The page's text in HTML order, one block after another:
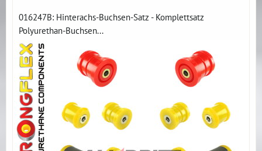
016247B: Hinterachs-Buchsen-Satz - Komplettsatz
Polyurethan-Buchsen...